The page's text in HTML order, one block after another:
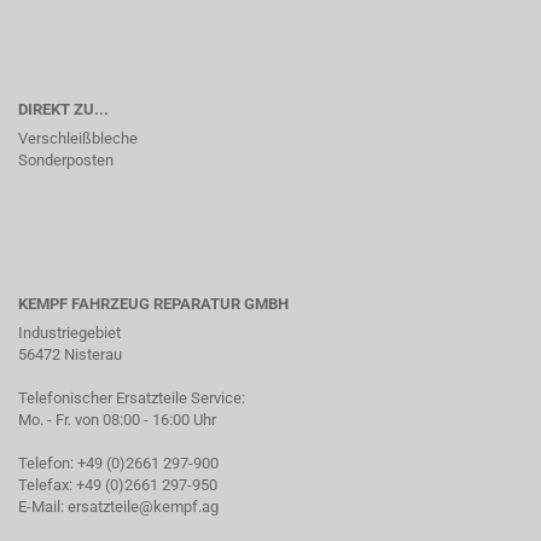
DIREKT ZU...
Verschleißbleche
Sonderposten
KEMPF FAHRZEUG REPARATUR GMBH
Industriegebiet
56472 Nisterau
Telefonischer Ersatzteile Service:
Mo. - Fr. von 08:00 - 16:00 Uhr
Telefon: +49 (0)2661 297-900
Telefax: +49 (0)2661 297-950
E-Mail: ersatzteile@kempf.ag